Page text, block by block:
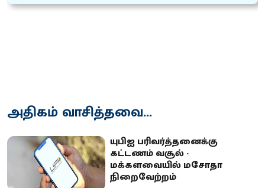
அதிகம் வாசித்தவை...
யுபிஐ பரிவர்த்தனைக்கு
கட்டணம் வசூல் -
மக்களவையில் மசோதா
நிறைவேற்றம்